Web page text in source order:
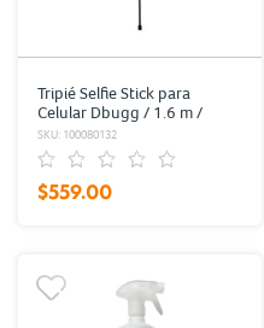
Tripié Selfie Stick para
Celular Dbugg / 1.6 m /
Negro
SKU: 100080132
$559.00